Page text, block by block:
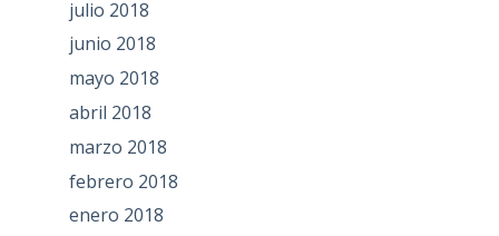
julio 2018
junio 2018
mayo 2018
abril 2018
marzo 2018
febrero 2018
enero 2018